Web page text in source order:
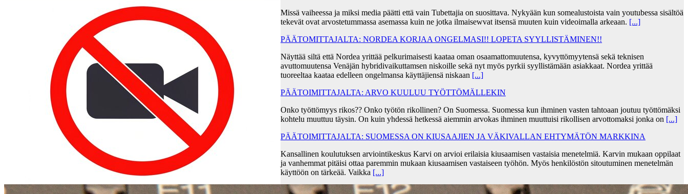
Missä vaiheessa ja miksi media päätti että vain Tubettajia on suosittava. Nykyään kun somealustoista vain youtubessa sisältöä
tekevät ovat arvostetummassa asemassa kuin ne jotka ilmaisewvat itsensä muuten kuin videoimalla arkeaan. [...]
PÄÄTOMITTAJALTA: NORDEA KORJAA ONGELMASI!! LOPETA SYYLLISTÄMINEN!!
Näyttää siltä että Nordea yrittää pelkurimaisesti kaataa oman osaamattomuutensa, kyvyttömyytensä sekä teknisen
avuttomuutensa Venäjän hybridivaikuttamsen niskoille sekä nyt myös pyrkii syyllistämään asiakkaat. Nordea yrittää
tuoreeltaa kaataa edelleen ongelmansa käyttäjiensä niskaan [...]
PÄÄTOIMITTAJALTA: ARVO KUULUU TYÖTTÖMÄLLEKIN
Onko työttömyys rikos?? Onko työtön rikollinen? On Suomessa. Suomessa kun ihminen vasten tahtoaan joutuu työttömäksi
kohtelu muuttuu täysin. On kuin yhdessä hetkessä aiemmin arvokas ihminen muuttuisi rikollisen arvottomaksi jonka on [...]
PÄÄTOIMITTAJALTA: SUOMESSA ON KIUSAAJIEN JA VÄKIVALLAN EHTYMÄTÖN MARKKINA
Kansallinen koulutuksen arviointikeskus Karvi on arvioi erilaisia kiusaamisen vastaisia menetelmiä. Karvin mukaan oppilaat
ja vanhemmat pitäisi ottaa paremmin mukaan kiusaamisen vastaiseen työhön. Myös henkilöstön sitoutuminen menetelmän
käyttöön on tärkeää. Vaikka [...]